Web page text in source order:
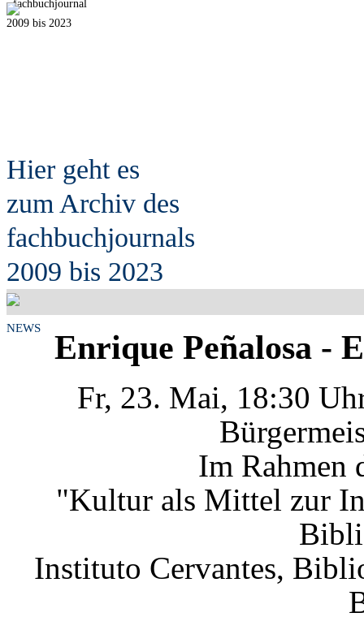
fachbuchjournal
2009 bis 2023
Hier geht es
zum Archiv des
fachbuchjournals
2009 bis 2023
NEWS
Enrique Peñalosa -
Fr, 23. Mai, 18:30
Im Rahmen
"Kultur als Mittel zur
Instituto Cervantes,